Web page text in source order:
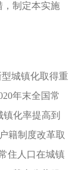
，制定本实施
型城镇化取得重
年末全国常
化率提高到
籍制度改革取
住人口在城镇